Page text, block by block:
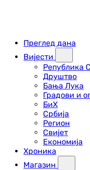
Преглед дана
Вијести
Република
Друштво
Бања Лука
Градови и
БиХ
Србија
Регион
Свијет
Економија
Хроника
Магазин